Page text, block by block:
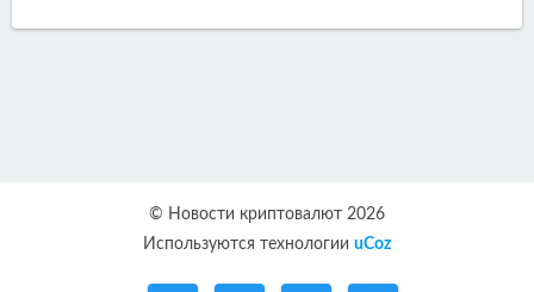
© Новости криптовалют 2026
Используются технологии uCoz